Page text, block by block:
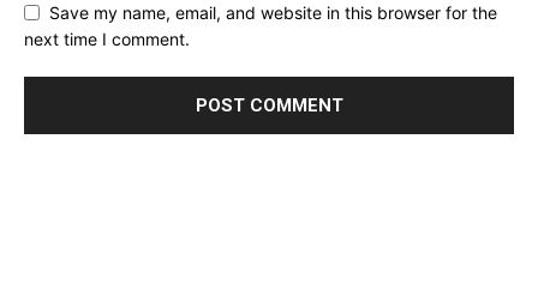
Save my name, email, and website in this browser for the
next time I comment.